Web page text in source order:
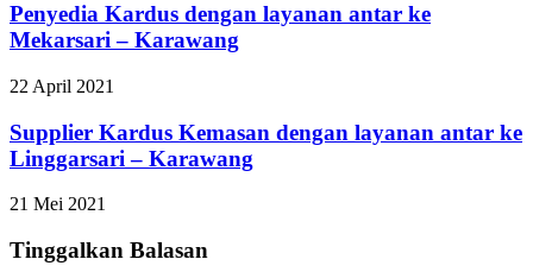
Penyedia Kardus dengan layanan antar ke
Mekarsari – Karawang
22 April 2021
Supplier Kardus Kemasan dengan layanan antar ke
Linggarsari – Karawang
21 Mei 2021
Tinggalkan Balasan